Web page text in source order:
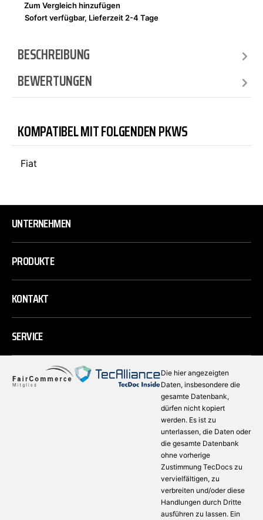
Zum Vergleich hinzufügen
Sofort verfügbar, Lieferzeit 2-4 Tage
BESCHREIBUNG
BEWERTUNGEN
KOMPATIBEL MIT FOLGENDEN PKWS
Fiat
UNTERNEHMEN
PRODUKTE
KONTAKT
SERVICE
Die hier angezeigten
Daten, insbesondere die
gesamte Datenbank,
dürfen nicht kopiert
werden. Es ist zu
unterlassen, die Daten oder
die gesamte Datenbank
ohne vorherige
Zustimmung TecDocs zu
vervielfältigen, zu
verbreiten und/oder diese
Handlungen durch Dritte
ausführen zu lassen. Ein